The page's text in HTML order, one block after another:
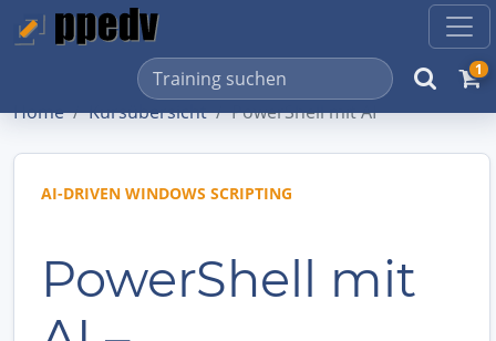
1
Home Kursübersicht PowerShell mit AI
AI-DRIVEN WINDOWS SCRIPTING
PowerShell mit